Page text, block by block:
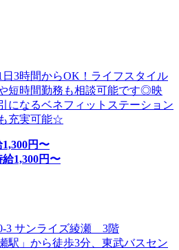
3時間からOK！ライフスタイル
短時間勤務も相談可能です◎映
になるベネフィットステーション
充実可能☆
1,300円〜
給1,300円〜
3 サンライズ綾瀬 3階
駅」から徒歩3分、東武バスセン